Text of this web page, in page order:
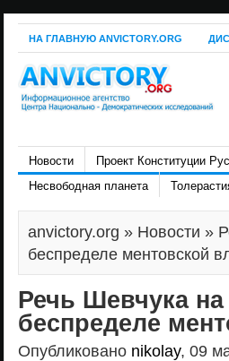
НА ГЛАВНУЮ ANVICTORY.ORG
Новости Проект Конституции
Несвободная планета
anvictory.org » Новости »
беспределе ментовской
Речь Шевчука
беспределе
Опубликовано nikolay, 09